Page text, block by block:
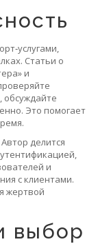
Статьи о
и
обсуждайте
Это помогает
делится
и
с клиентами.
жертвой
выбор